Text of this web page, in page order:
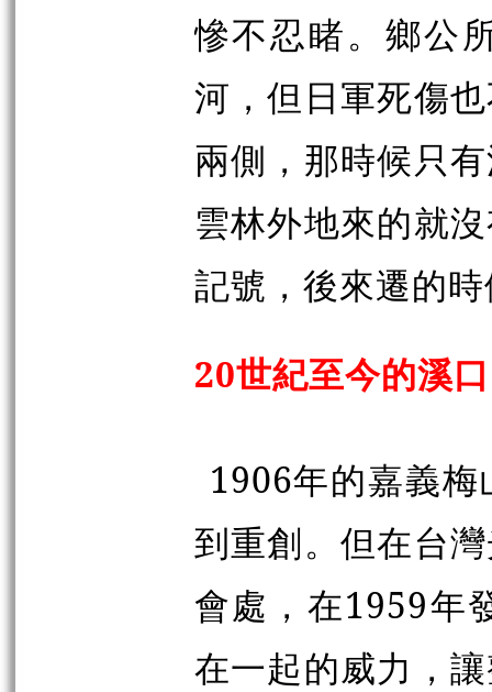
慘不忍睹。鄉公
河，但日軍死傷
兩側，那時候只
雲林外地來的就
記號，後來遷的
20世紀至今的溪口
1906年的嘉義
到重創。但在台
會處，在1959年
在一起的威力，